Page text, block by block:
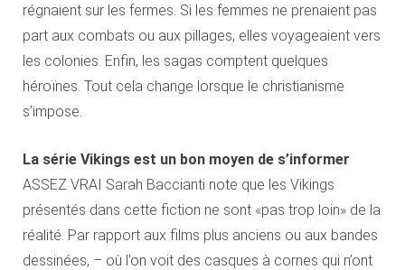
régnaient sur les fermes. Si les femmes ne prenaient pas
part aux combats ou aux pillages, elles voyageaient vers
les colonies. Enfin, les sagas comptent quelques
héroïnes. Tout cela change lorsque le christianisme
s’impose.
La série Vikings est un bon moyen de s’informer
ASSEZ VRAI Sarah Baccianti note que les Vikings
présentés dans cette fiction ne sont «pas trop loin» de la
réalité. Par rapport aux films plus anciens ou aux bandes
dessinées, – où l’on voit des casques à cornes qui n’ont